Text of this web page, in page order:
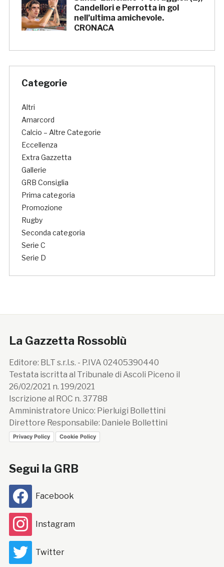
Candellori e Perrotta in gol
nell’ultima amichevole.
CRONACA
Categorie
Altri
Amarcord
Calcio – Altre Categorie
Eccellenza
Extra Gazzetta
Gallerie
GRB Consiglia
Prima categoria
Promozione
Rugby
Seconda categoria
Serie C
Serie D
La Gazzetta Rossoblù
Editore: BLT s.r.l.s. - P.IVA 02405390440
Testata iscritta al Tribunale di Ascoli Piceno il
26/02/2021 n. 199/2021
Iscrizione al ROC n. 37788
Amministratore Unico: Pierluigi Bollettini
Direttore Responsabile: Daniele Bollettini
Privacy Policy Cookie Policy
Segui la GRB
Facebook
Instagram
Twitter